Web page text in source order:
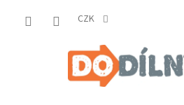
CZK